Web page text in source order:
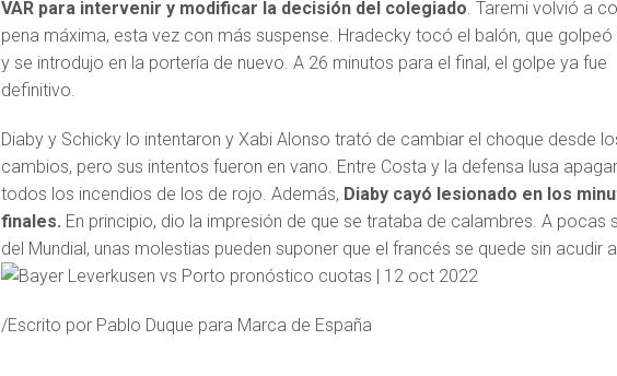
VAR para intervenir y modificar la decisión del colegiado. Taremi volvió a
pena máxima, esta vez con más suspense. Hradecky tocó el balón, que
y se introdujo en la portería de nuevo. A 26 minutos para el final, el golpe ya fue
definitivo.
Diaby y Schicky lo intentaron y Xabi Alonso trató de cambiar el choque desde
cambios, pero sus intentos fueron en vano. Entre Costa y la defensa lusa
todos los incendios de los de rojo. Además, Diaby cayó lesionado en los
finales. En principio, dio la impresión de que se trataba de calambres. A pocas
del Mundial, unas molestias pueden suponer que el francés se quede sin acudir
/Escrito por Pablo Duque para Marca de España